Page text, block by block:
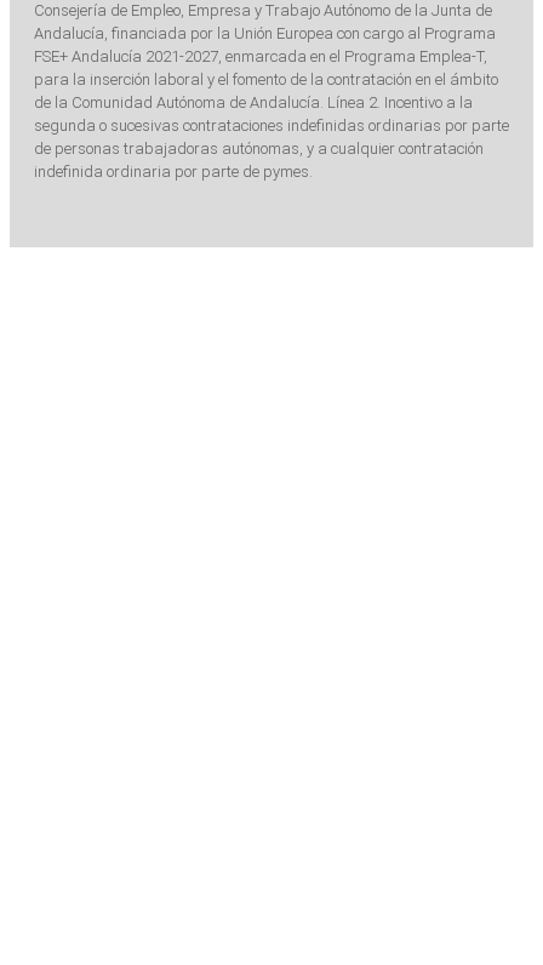
Consejería de Empleo, Empresa y Trabajo Autónomo de la Junta de
Andalucía, financiada por la Unión Europea con cargo al Programa
FSE+ Andalucía 2021-2027, enmarcada en el Programa Emplea-T,
para la inserción laboral y el fomento de la contratación en el ámbito
de la Comunidad Autónoma de Andalucía. Línea 2. Incentivo a la
segunda o sucesivas contrataciones indefinidas ordinarias por parte
de personas trabajadoras autónomas, y a cualquier contratación
indefinida ordinaria por parte de pymes.